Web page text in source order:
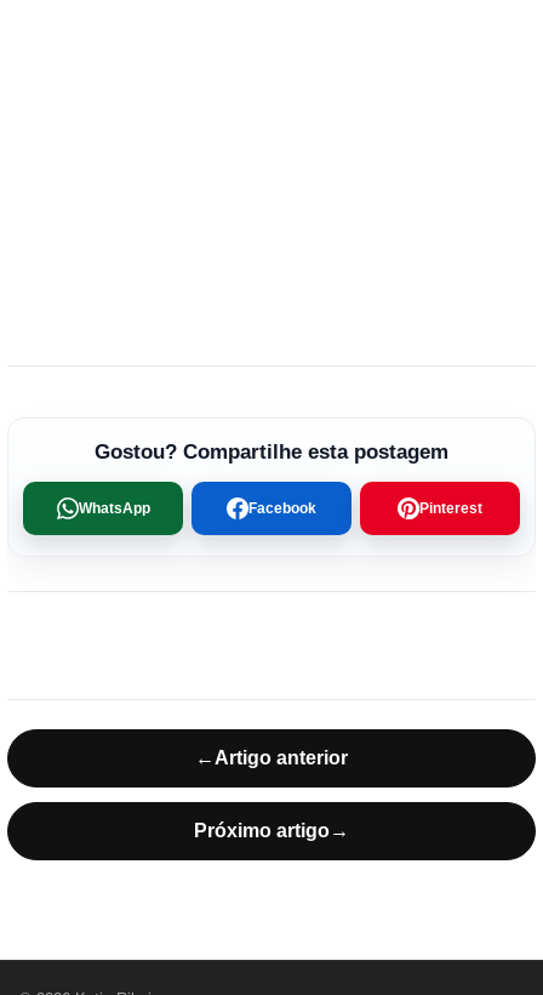
Gostou? Compartilhe esta postagem
WhatsApp Facebook Pinterest
← Artigo anterior
Próximo artigo→